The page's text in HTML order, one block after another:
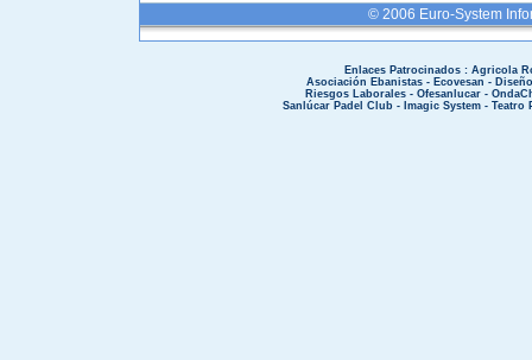
© 2006 Euro-System
Enlaces Patrocinados : Agricola
Asociación Ebanistas- Ecovesan -
Riesgos Laborales - Ofesanlucar -
Sanlúcar Padel Club - Imagic System- Teatro